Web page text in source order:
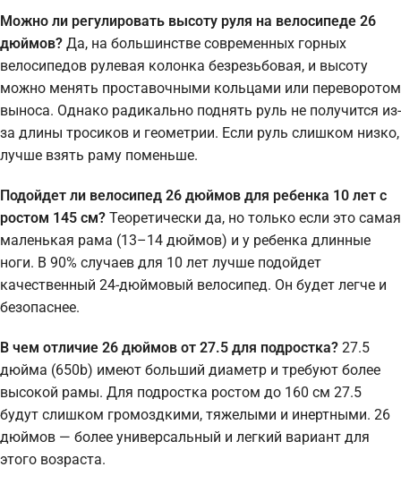
Можно ли регулировать высоту руля на велосипеде 26
дюймов? Да, на большинстве современных горных
велосипедов рулевая колонка безрезьбовая, и высоту
можно менять проставочными кольцами или переворотом
выноса. Однако радикально поднять руль не получится из-
за длины тросиков и геометрии. Если руль слишком низко,
лучше взять раму поменьше.
Подойдет ли велосипед 26 дюймов для ребенка 10 лет с
ростом 145 см? Теоретически да, но только если это самая
маленькая рама (13–14 дюймов) и у ребенка длинные
ноги. В 90% случаев для 10 лет лучше подойдет
качественный 24-дюймовый велосипед. Он будет легче и
безопаснее.
В чем отличие 26 дюймов от 27.5 для подростка? 27.5
дюйма (650b) имеют больший диаметр и требуют более
высокой рамы. Для подростка ростом до 160 см 27.5
будут слишком громоздкими, тяжелыми и инертными. 26
дюймов — более универсальный и легкий вариант для
этого возраста.